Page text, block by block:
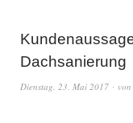
Dachsanierung
Dienstag, 23. Mai 2017 von